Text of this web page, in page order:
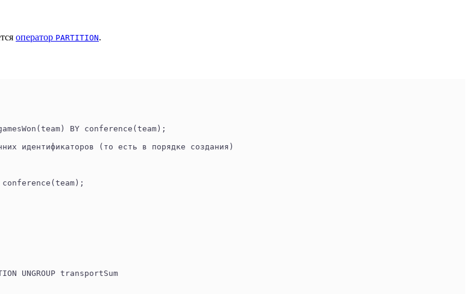
оператор PARTITION.
BY conference(team);
идентификаторов (то есть в порядке создания)
conference(team);
UNGROUP transportSum